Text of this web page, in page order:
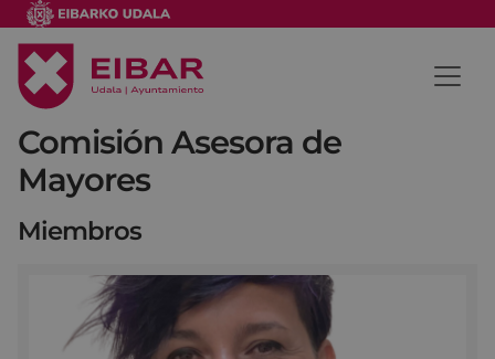
Comisión Asesora de
Mayores
Miembros